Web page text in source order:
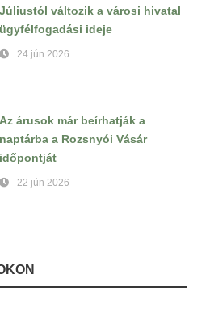
Júliustól változik a városi hivatal
ügyfélfogadási ideje
24 jún 2026
Az árusok már beírhatják a
naptárba a Rozsnyói Vásár
időpontját
22 jún 2026